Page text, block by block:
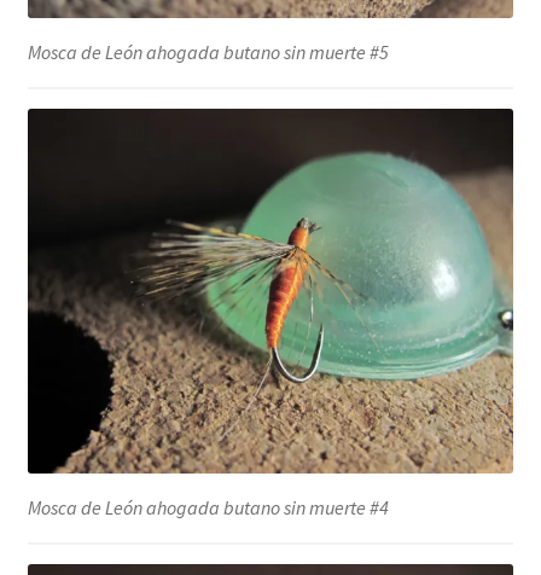
Mosca de León ahogada butano sin muerte #5
Mosca de León ahogada butano sin muerte #4